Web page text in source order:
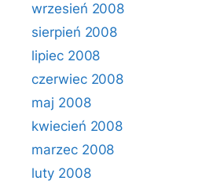
wrzesień 2008
sierpień 2008
lipiec 2008
czerwiec 2008
maj 2008
kwiecień 2008
marzec 2008
luty 2008